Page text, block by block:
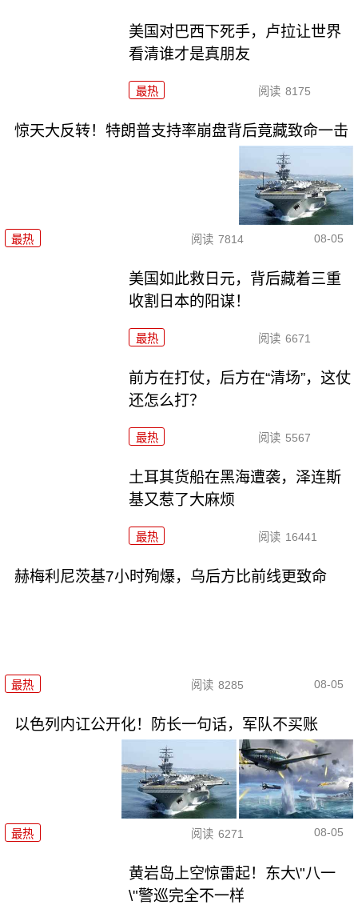
美国对巴西下死手，卢拉让世界
看清谁才是真朋友
最热 阅读 8175
惊天大反转！特朗普支持率崩盘背后竟藏致命一击
最热 阅读 7814 08-05
美国如此救日元，背后藏着三重
收割日本的阳谋！
最热 阅读 6671
前方在打仗，后方在“清场”，这仗
还怎么打？
最热 阅读 5567
土耳其货船在黑海遭袭，泽连斯
基又惹了大麻烦
最热 阅读 16441
赫梅利尼茨基7小时殉爆，乌后方比前线更致命
最热 阅读 8285 08-05
以色列内讧公开化！防长一句话，军队不买账
最热 阅读 6271 08-05
黄岩岛上空惊雷起！东大\"八一
\"警巡完全不一样